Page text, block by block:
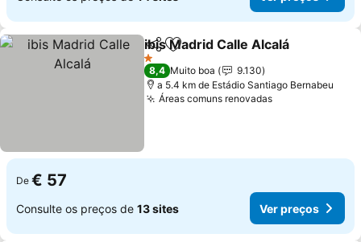
PartilharAdicionar aos favoritos
ibis Madrid Calle Alcalá
1 Estrelas
8,4 Muito boa
9.130
a 5.4 km de Estádio Santiago Bernabeu
Áreas comuns renovadasVer preços
De € 57
Consulte os preços de 13 sites Ver preços